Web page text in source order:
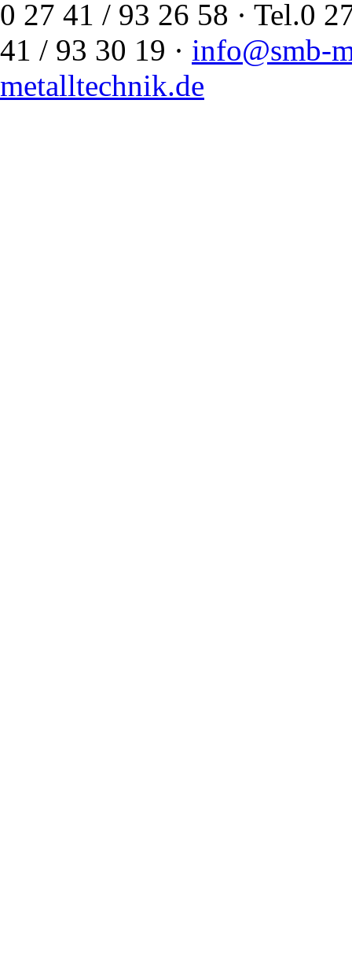
0 27 41 / 93 26 58 ·
41 / 93 30 19 · info@smb-
metalltechnik.de